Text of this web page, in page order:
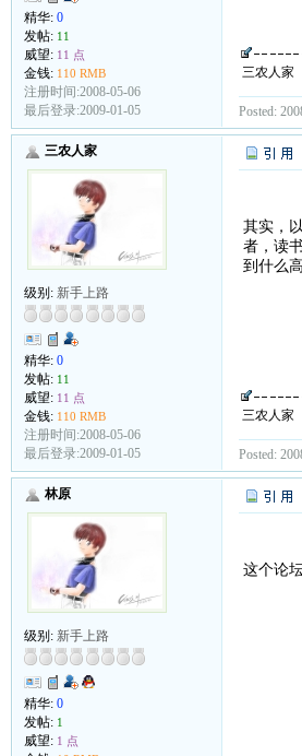
精华: 0
发帖: 11
威望: 11 点
金钱: 110 RMB
注册时间:2008-05-06
最后登录:2009-01-05
三农人家
Posted:
三农人家
级别: 新手上路
精华: 0
发帖: 11
威望: 11 点
金钱: 110 RMB
注册时间:2008-05-06
最后登录:2009-01-05
其实，
者，读
到什么
三农人家
Posted:
林原
级别: 新手上路
精华: 0
发帖: 1
威望: 1 点
这个论